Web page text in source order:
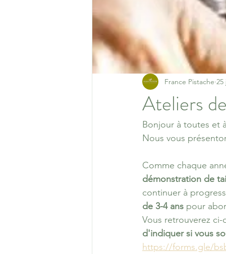
Ateliers
France Pistache 25
Bonjour à toutes et
Nous vous
Comme chaque
démonstration de
continuer à
de 3-4 ans pour
Vous retrouverez
d'indiquer si vous
https://forms.gle/